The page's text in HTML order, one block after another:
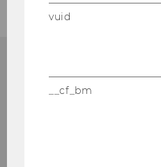
Institute for
vuid
__cf_bm